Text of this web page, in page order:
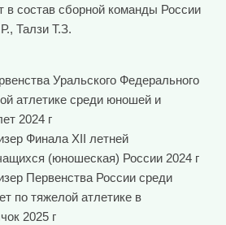
состав сборной команды России
Талзи Т.З.
Уральского Федерального
атлетике среди юношей и
2024 г
Финала XII летней
(юношеская) России 2024 г
Первенства России среди
по тяжелой атлетике в
2025 г